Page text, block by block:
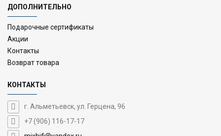
ДОПОЛНИТЕЛЬНО
Подарочные сертификаты
Акции
Контакты
Возврат товара
КОНТАКТЫ
г. Альметьевск, ул. Герцена, 96
+7 (906) 116-17-17